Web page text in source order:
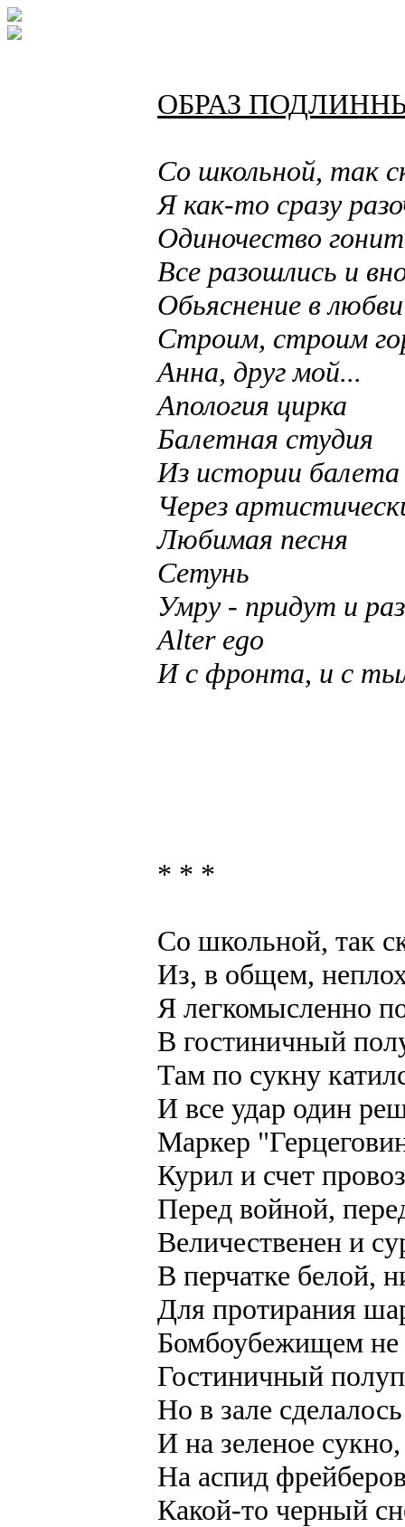
ОБРАЗ
Со школьной, так
Я как-то сразу
Одиночество
Все разошлись и
Обьяснение в любви
Строим, строим
Анна, друг мой...
Апология цирка
Балетная студия
Из истории балета
Через
Любимая песня
Сетунь
Умру - придут и
Alter ego
И с фронта, и с
* * *
Со школьной, так
Из, в общем,
Я легкомысленно
В гостиничный
Там по сукну
И все удар один
Маркер
Курил и счет
Перед войной,
Величественен и
В перчатке белой,
Для протирания
Бомбоубежищем не
Гостиничный
Но в зале
И на зеленое сукно,
На аспид
Какой-то черный